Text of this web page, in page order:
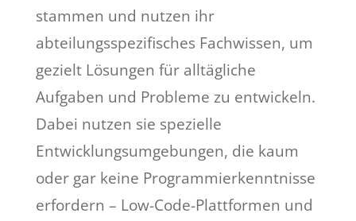
stammen und nutzen ihr
abteilungsspezifisches Fachwissen, um
gezielt Lösungen für alltägliche
Aufgaben und Probleme zu entwickeln.
Dabei nutzen sie spezielle
Entwicklungsumgebungen, die kaum
oder gar keine Programmierkenntnisse
erfordern – Low-Code-Plattformen und